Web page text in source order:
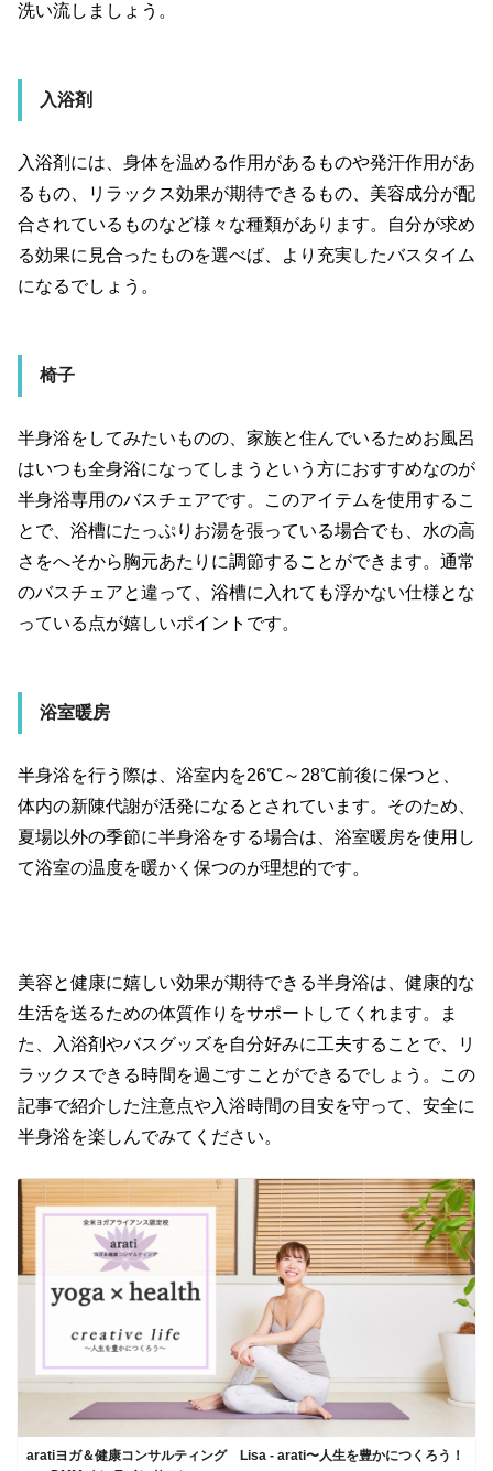
洗い流しましょう。
入浴剤
入浴剤には、身体を温める作用があるものや発汗作用があ
るもの、リラックス効果が期待できるもの、美容成分が配
合されているものなど様々な種類があります。自分が求め
る効果に見合ったものを選べば、より充実したバスタイム
になるでしょう。
椅子
半身浴をしてみたいものの、家族と住んでいるためお風呂
はいつも全身浴になってしまうという方におすすめなのが
半身浴専用のバスチェアです。このアイテムを使用するこ
とで、浴槽にたっぷりお湯を張っている場合でも、水の高
さをへそから胸元あたりに調節することができます。通常
のバスチェアと違って、浴槽に入れても浮かない仕様とな
っている点が嬉しいポイントです。
浴室暖房
半身浴を行う際は、浴室内を26℃ ～ 28℃前後に保つと、
体内の新陳代謝が活発になるとされています。そのため、
夏場以外の季節に半身浴をする場合は、浴室暖房を使用し
て浴室の温度を暖かく保つのが理想的です。
美容と健康に嬉しい効果が期待できる半身浴は、健康的な
生活を送るための体質作りをサポートしてくれます。ま
た、入浴剤やバスグッズを自分好みに工夫することで、リ
ラックスできる時間を過ごすことができるでしょう。この
記事で紹介した注意点や入浴時間の目安を守って、安全に
半身浴を楽しんでみてください。
aratiヨガ＆健康コンサルティング Lisa - arati〜人生を豊かにつくろう！